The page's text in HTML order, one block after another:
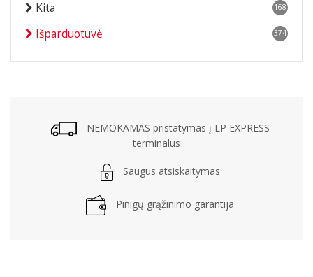
Kita 168
Išparduotuvė 374
NEMOKAMAS pristatymas į LP EXPRESS
terminalus
Saugus atsiskaitymas
Pinigų grąžinimo garantija